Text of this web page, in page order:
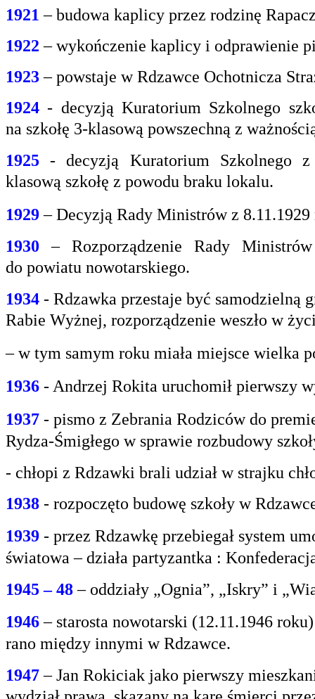
1921 – budowa kaplicy przez rodzinę
1922 – wykończenie kaplicy i odprawienie
1923– powstaje w Rdzawce Ochotnicza
1924 - decyzją Kuratorium Szkolnego
na szkołę 3-klasową powszechną z
1925 - decyzją Kuratorium Szkolnego
klasową szkołę z powodu braku lokalu.
1929– Decyzją Rady Ministrów z
1930 – Rozporządzenie Rady
do powiatu nowotarskiego.
1934 - Rdzawka przestaje być samodzielną
Rabie Wyżnej, rozporządzenie weszło w
– w tym samym roku miała miejsce wielka
1936 - Andrzej Rokita uruchomił pierwszy
1937 - pismo z Zebrania Rodziców do
Rydza-Śmigłego w sprawie rozbudowy
- chłopi z Rdzawki brali udział w strajku
1938 - rozpoczęto budowę szkoły w
1939 - przez Rdzawkę przebiegał system
światowa – działa partyzantka :
1945 – 48– oddziały „Ognia”, „Iskry” i
1946– starosta nowotarski (12.11.1946
rano między innymi w Rdzawce.
1947 – Jan Rokiciak jako pierwszy